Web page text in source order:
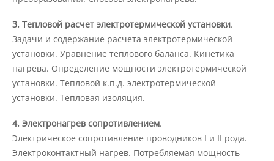
Информация о проверках
Учетная политика
Партнеры
3. Тепловой расчет электротермической установки.
Задачи и содержание расчета электротермической
установки. Уравнение теплового баланса. Кинетика
нагрева. Определение мощности электротермической
установки. Тепловой к.п.д. электротермической
установки. Тепловая изоляция.
4. Электронагрев сопротивлением.
Электрическое сопротивление проводников I и II рода.
Электроконтактный нагрев. Потребляемая мощность